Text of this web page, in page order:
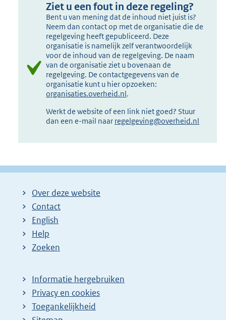
Ziet u een fout in deze regeling?
Bent u van mening dat de inhoud niet juist is?
Neem dan contact op met de organisatie die de
regelgeving heeft gepubliceerd. Deze
organisatie is namelijk zelf verantwoordelijk
voor de inhoud van de regelgeving. De naam
van de organisatie ziet u bovenaan de
regelgeving. De contactgegevens van de
organisatie kunt u hier opzoeken:
organisaties.overheid.nl.
Werkt de website of een link niet goed? Stuur
dan een e-mail naar regelgeving@overheid.nl
Over deze website
Contact
English
Help
Zoeken
Informatie hergebruiken
Privacy en cookies
Toegankelijkheid